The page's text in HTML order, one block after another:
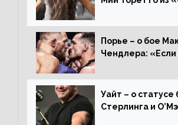
смотреть этот
фильм»
Порье – о бое
Чендлера: «Если
нокаутирует
Уайт – о статусе
Стерлинга и